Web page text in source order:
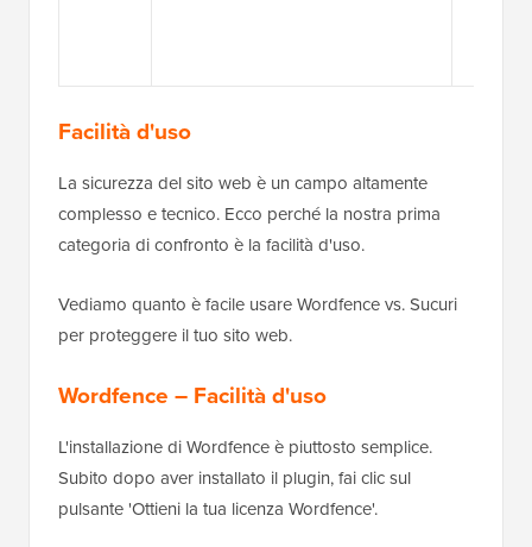
Facilità d'uso
La sicurezza del sito web è un campo altamente
complesso e tecnico. Ecco perché la nostra prima
categoria di confronto è la facilità d'uso.
Vediamo quanto è facile usare Wordfence vs. Sucuri
per proteggere il tuo sito web.
Wordfence – Facilità d'uso
L'installazione di Wordfence è piuttosto semplice.
Subito dopo aver installato il plugin, fai clic sul
pulsante 'Ottieni la tua licenza Wordfence'.